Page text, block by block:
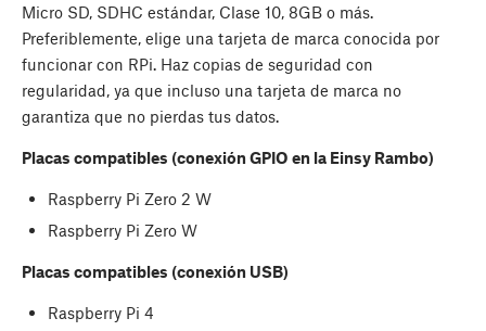
Micro SD, SDHC estándar, Clase 10, 8GB o más.
Preferiblemente, elige una tarjeta de marca conocida por
funcionar con RPi. Haz copias de seguridad con
regularidad, ya que incluso una tarjeta de marca no
garantiza que no pierdas tus datos.
Placas compatibles (conexión GPIO en la Einsy Rambo)
Raspberry Pi Zero 2 W
Raspberry Pi Zero W
Placas compatibles (conexión USB)
Raspberry Pi 4